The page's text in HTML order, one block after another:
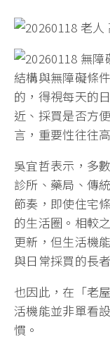
結構與無障礙條
的，得視每天的
近、採買是否方
言，重要性往往
吳宜哲表示，多
診所、藥局、傳
節奏，即使住宅
的生活圈。相較
更新，但生活機
與日常採買的長
也因此，在「老
活機能並非單看
慣。